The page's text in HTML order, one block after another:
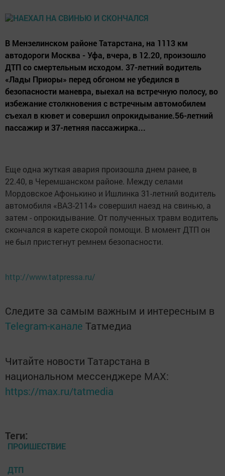
В Мензелинском районе Татарстана, на 1113 км
автодороги Москва - Уфа, вчера, в 12.20, произошло
ДТП со смертельным исходом. 37-летний водитель
«Лады Приоры» перед обгоном не убедился в
безопасности маневра, выехал на встречную полосу, во
избежание столкновения с встречным автомобилем
съехал в кювет и совершил опрокидывание.56-летний
пассажир и 37-летняя пассажирка...
Еще одна жуткая авария произошла днем ранее, в
22.40, в Черемшанском районе. Между селами
Мордовское Афонькино и Ишлинка 31-летний водитель
автомобиля «ВАЗ-2114» совершил наезд на свинью, а
затем - опрокидывание. От полученных травм водитель
скончался в карете скорой помощи. В момент ДТП он
не был пристегнут ремнем безопасности.
http://www.tatpressa.ru/
Следите за самым важным и интересным в
Telegram-канале Татмедиа
Читайте новости Татарстана в
национальном мессенджере MАХ:
https://max.ru/tatmedia
Теги:
ПРОИШЕСТВИЕ
ДТП